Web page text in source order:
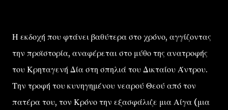
Η εκδοχή που φτάνει βαθύτερα στο χρόνο, αγγίζοντας
την προϊστορία, αναφέρεται στο μύθο της ανατροφής
του Κρηταγενή Δία στη σπηλιά του Δικταίου Άντρου.
Την τροφή του κυνηγημένου νεαρού Θεού από τον
πατέρα του, τον Κρόνο την εξασφάλιζε μια Αίγα (μια